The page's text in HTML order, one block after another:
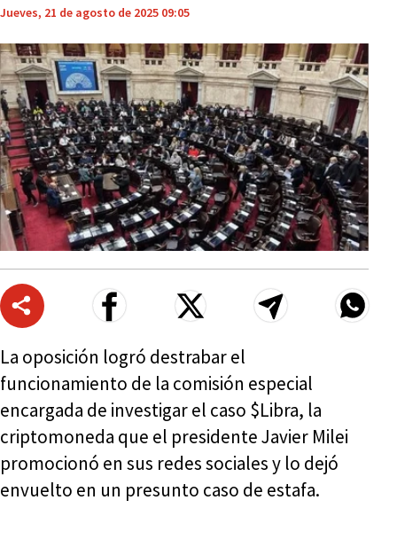
Jueves, 21 de agosto de 2025 09:05
La oposición logró destrabar el
funcionamiento de la comisión especial
encargada de investigar el caso $Libra, la
criptomoneda que el presidente Javier Milei
promocionó en sus redes sociales y lo dejó
envuelto en un presunto caso de estafa.